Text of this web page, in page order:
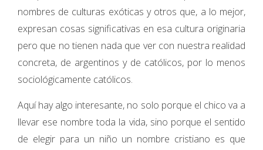
nombres de culturas exóticas y otros que, a lo mejor,
expresan cosas significativas en esa cultura originaria
pero que no tienen nada que ver con nuestra realidad
concreta, de argentinos y de católicos, por lo menos
sociológicamente católicos.
Aquí hay algo interesante, no solo porque el chico va a
llevar ese nombre toda la vida, sino porque el sentido
de elegir para un niño un nombre cristiano es que